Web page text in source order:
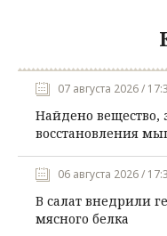
07 августа 2026 /
Найдено
восстановления
06 августа 2026 /
В салат внедрили
мясного белка